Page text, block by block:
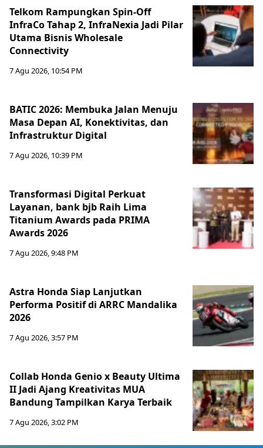
Telkom Rampungkan Spin-Off
InfraCo Tahap 2, InfraNexia Jadi Pilar
Utama Bisnis Wholesale
Connectivity
7 Agu 2026, 10:54 PM
BATIC 2026: Membuka Jalan Menuju
Masa Depan AI, Konektivitas, dan
Infrastruktur Digital
7 Agu 2026, 10:39 PM
Transformasi Digital Perkuat
Layanan, bank bjb Raih Lima
Titanium Awards pada PRIMA
Awards 2026
7 Agu 2026, 9:48 PM
Astra Honda Siap Lanjutkan
Performa Positif di ARRC Mandalika
2026
7 Agu 2026, 3:57 PM
Collab Honda Genio x Beauty Ultima
II Jadi Ajang Kreativitas MUA
Bandung Tampilkan Karya Terbaik
7 Agu 2026, 3:02 PM